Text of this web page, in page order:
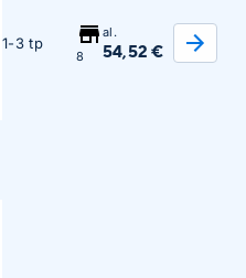
1-3 tp
8
al.
54,52 €